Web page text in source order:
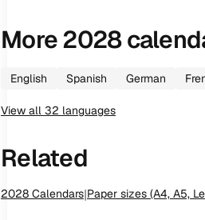
More2028
English Spanish German
View all 32 languages
Related
2028 Calendars|Paper sizes (A4, A5,